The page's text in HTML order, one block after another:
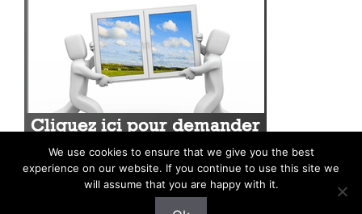
We use cookies to ensure that we give you the best
experience on our website. If you continue to use this site we
will assume that you are happy with it.